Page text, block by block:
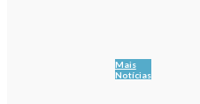
Mais
Notícias